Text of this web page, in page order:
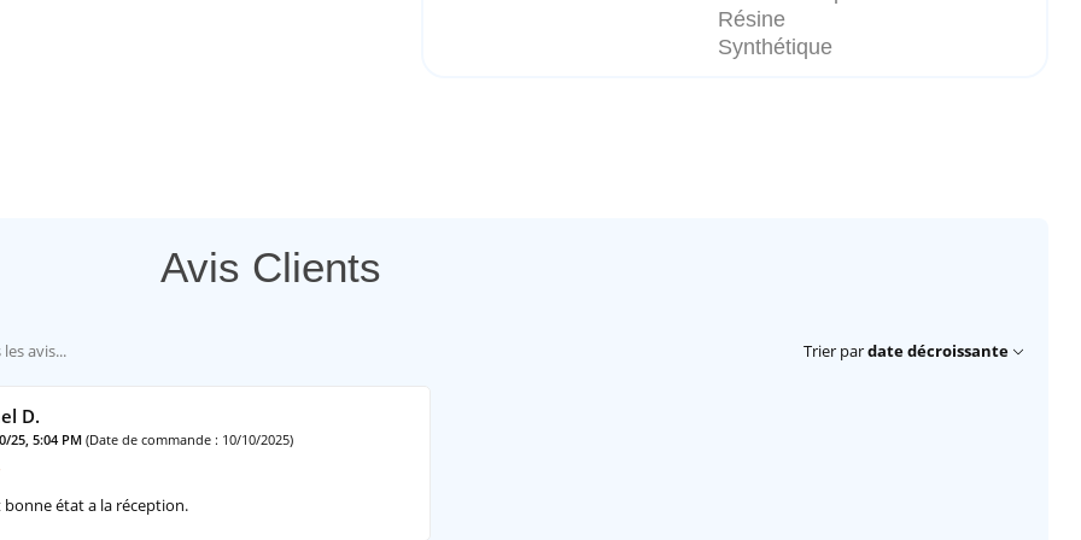
FONCÉE
SEC
Résine
Synthétique
Avis Clients
Trier pardate décroissante
D.
25, 5:04 PM (Date de commande : 10/10/2025)
bonne état a la réception.